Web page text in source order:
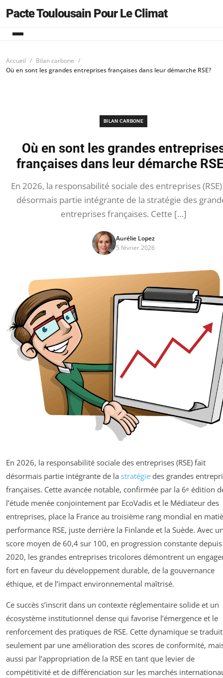
Pacte Toulousain Pour Le Climat
Accueil
Bilan carbone
Où en sont les grandes entreprises françaises dans leur démarche RSE?
BILAN CARBONE
Où en sont les grandes
françaises dans leur démarche
En 2026, la responsabilité sociale des entreprises
désormais partie intégrante de la stratégie des
entreprises françaises. Cette […]
Aurélie Lopez
5 février 2026
En 2026, la responsabilité sociale des entreprises (RSE) fait
désormais partie intégrante de la stratégie des grandes
françaises. Cette avancée notable, confirmée par la 6ᵉ édition
l’étude menée conjointement par EcoVadis et le Médiateur des
entreprises, place la France au troisième rang mondial en
performance RSE, juste derrière la Finlande et la Suède. Avec
score moyen de 60,4 sur 100, en progression constante depuis
2020, les grandes entreprises tricolores démontrent un
fort en faveur du développement durable, de la gouvernance
éthique, et de l’impact environnemental maîtrisé.
Ce succès s’inscrit dans un contexte réglementaire solide et un
écosystème institutionnel dense qui favorise l’émergence et le
renforcement des pratiques de RSE. Cette dynamique se
seulement par une amélioration des scores de conformité,
aussi par l’appropriation de la RSE en tant que levier de
compétitivité et de différenciation sur les marchés